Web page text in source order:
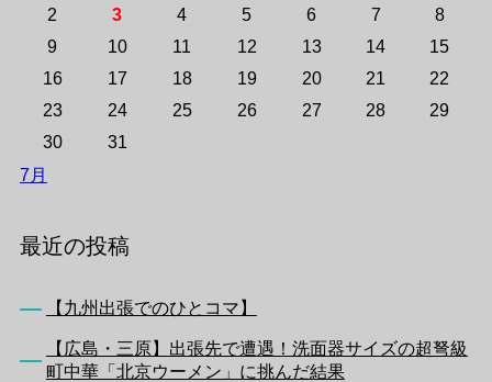
2
3 4 5 6 7
8
9
10 11 12 13 14
15
16
17 18 19 20 21
22
23
24 25 26 27 28
29
30
31
7月
最近の投稿
【九州出張でのひとコマ】
【広島・三原】出張先で遭遇！洗面器サイズの超弩級
町中華「北京ウーメン」に挑んだ結果